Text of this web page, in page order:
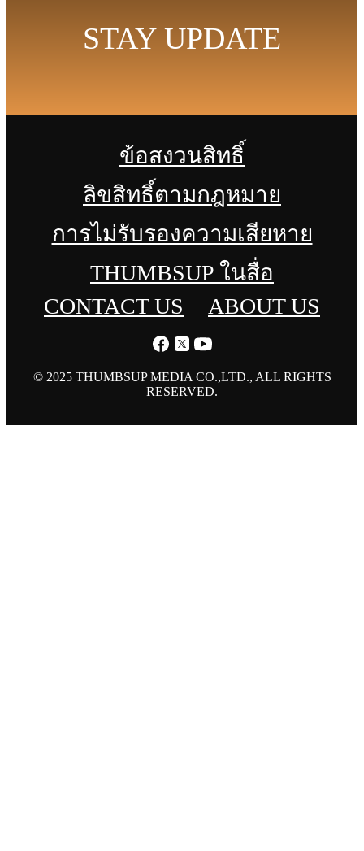
STAY UPDATE
ข้อสงวนสิทธิ์
ลิขสิทธิ์ตามกฎหมาย
การไม่รับรองความเสียหาย
THUMBSUP ในสื่อ
CONTACT US
ABOUT US
© 2025 THUMBSUP MEDIA CO.,LTD., ALL RIGHTS
RESERVED.